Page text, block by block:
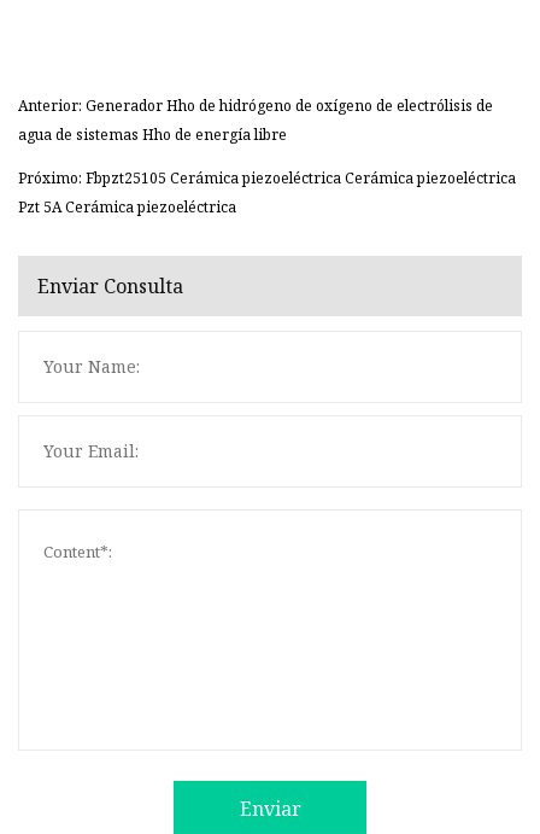
Anterior: Generador Hho de hidrógeno de oxígeno de electrólisis de
agua de sistemas Hho de energía libre
Próximo: Fbpzt25105 Cerámica piezoeléctrica Cerámica piezoeléctrica
Pzt 5A Cerámica piezoeléctrica
Enviar Consulta
Enviar